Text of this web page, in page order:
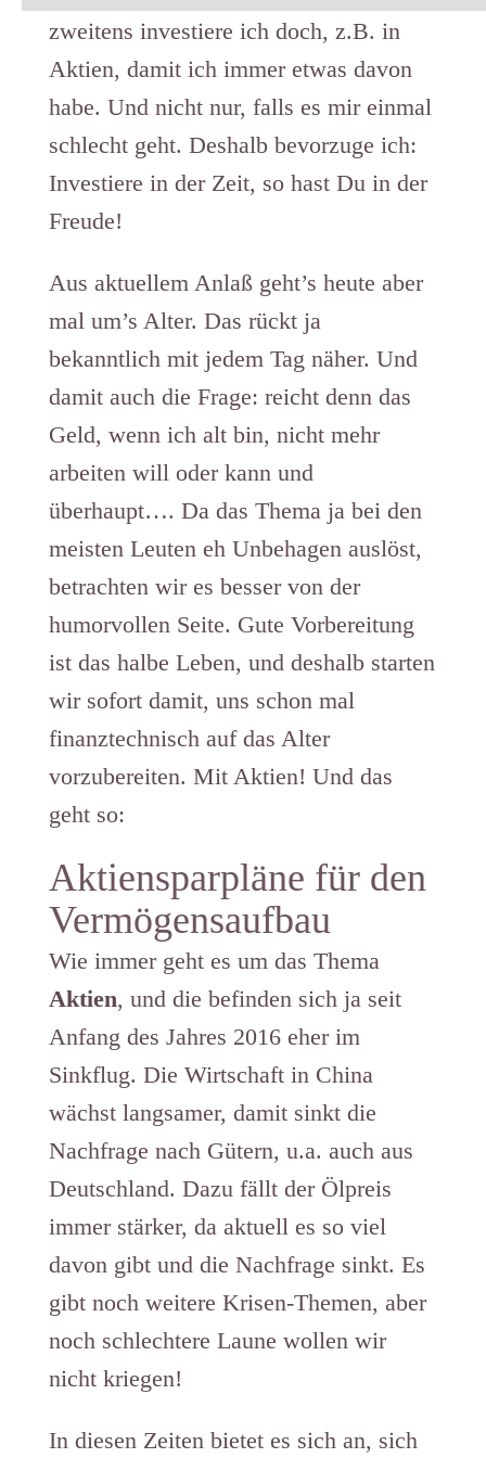
zweitens investiere ich doch, z.B. in
Aktien, damit ich immer etwas davon
habe. Und nicht nur, falls es mir einmal
schlecht geht. Deshalb bevorzuge ich:
Investiere in der Zeit, so hast Du in der
Freude!
Aus aktuellem Anlaß geht’s heute aber
mal um’s Alter. Das rückt ja
bekanntlich mit jedem Tag näher. Und
damit auch die Frage: reicht denn das
Geld, wenn ich alt bin, nicht mehr
arbeiten will oder kann und
überhaupt…. Da das Thema ja bei den
meisten Leuten eh Unbehagen auslöst,
betrachten wir es besser von der
humorvollen Seite. Gute Vorbereitung
ist das halbe Leben, und deshalb starten
wir sofort damit, uns schon mal
finanztechnisch auf das Alter
vorzubereiten. Mit Aktien! Und das
geht so:
Aktiensparpläne für den
Vermögensaufbau
Wie immer geht es um das Thema
Aktien, und die befinden sich ja seit
Anfang des Jahres 2016 eher im
Sinkflug. Die Wirtschaft in China
wächst langsamer, damit sinkt die
Nachfrage nach Gütern, u.a. auch aus
Deutschland. Dazu fällt der Ölpreis
immer stärker, da aktuell es so viel
davon gibt und die Nachfrage sinkt. Es
gibt noch weitere Krisen-Themen, aber
noch schlechtere Laune wollen wir
nicht kriegen!
In diesen Zeiten bietet es sich an, sich